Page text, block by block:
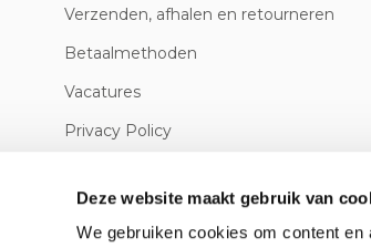
Deze website maakt gebruik van
We gebruiken cookies om content
Verzenden, afhalen en retourneren
Betaalmethoden
Vacatures
Privacy Policy